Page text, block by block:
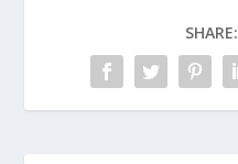
SHARE: